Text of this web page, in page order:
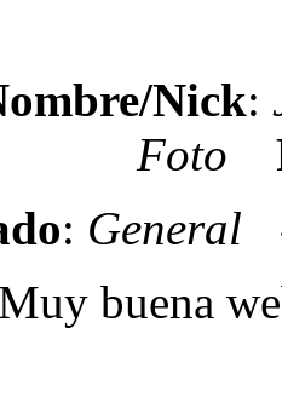
Nick:
Foto
: General
Muy buena